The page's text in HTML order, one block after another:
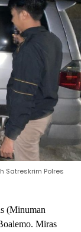
Satreskrim Polres
(Minuman
Miras